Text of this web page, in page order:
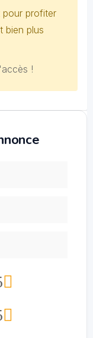
pour profiter
bien plus
!